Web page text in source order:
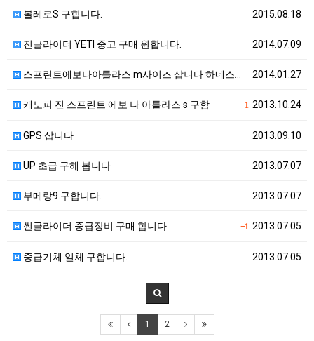
2015.08.18
볼레로S 구합니다.
2014.07.09
진글라이더 YETI 중고 구매 원합니다.
2014.01.27
스프린트에보나아틀라스 m사이즈 삽니다 하네스도사요
+1 2013.10.24
캐노피 진 스프린트 에보 나 아틀라스 s 구함
2013.09.10
GPS 삽니다
2013.07.07
UP 초급 구해 봅니다
2013.07.07
부메랑9 구합니다.
+1 2013.07.05
썬글라이더 중급장비 구매 합니다
2013.07.05
중급기체 일체 구합니다.
1 2